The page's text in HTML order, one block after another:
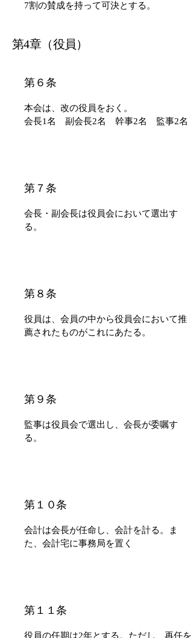
7割の賛成を持って可決とする。
第4章（役員）
​第６条
本会は、改の役員をおく。
会長1名 副会長2名 幹事2名 監事2名
​第７条
会長・副会長は役員会において選出す
る。
​第８条
役員は、会員の中から役員会において推
薦されたものがこれにあたる。
​第９条
監事は役員会で選出し、会長が委嘱す
る。
​第１０条
会計は会長が任命し、会計を計る。ま
た、会計宅に事務局を置く
​第１１条
役員の任期は2年とする。ただし、再任を